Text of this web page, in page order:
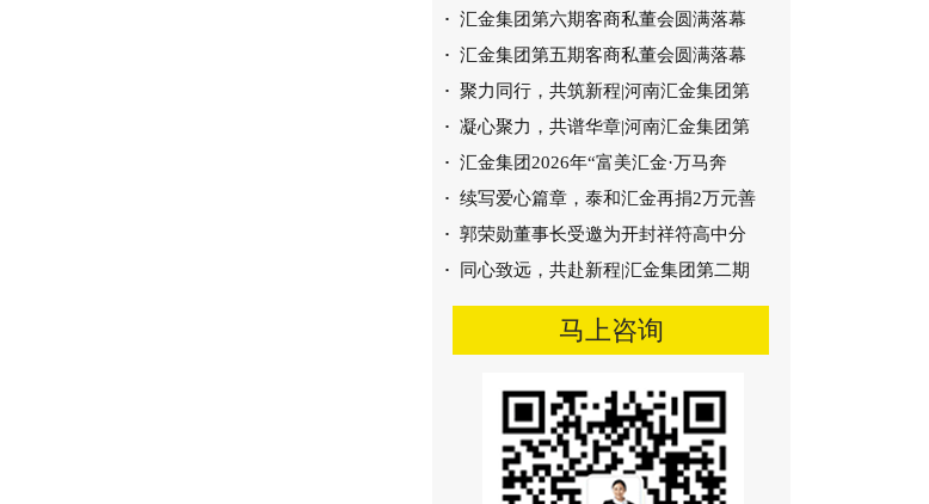
枣庄市沃丰烟气脱硝技术
平泉冀东烟气脱硝技术
· 汇金集团第六期客商私董会圆满落幕
· 汇金集团第五期客商私董会圆满落幕
· 聚力同行，共筑新程|河南汇金集团第
· 凝心聚力，共谱华章|河南汇金集团第
· 汇金集团2026年“富美汇金·万马奔
· 续写爱心篇章，泰和汇金再捐2万元善
· 郭荣勋董事长受邀为开封祥符高中分
· 同心致远，共赴新程|汇金集团第二期
马上咨询